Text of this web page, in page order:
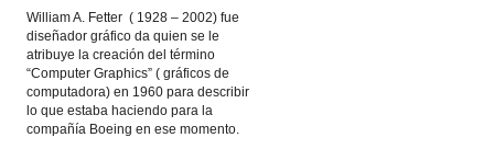
William A. Fetter ( 1928 – 2002) fue
diseñador gráfico da quien se le
atribuye la creación del término
“Computer Graphics” ( gráficos de
computadora) en 1960 para describir
lo que estaba haciendo para la
compañía Boeing en ese momento.